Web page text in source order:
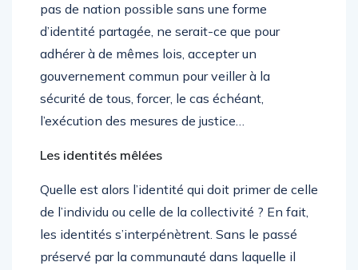
pas de nation possible sans une forme
d’identité partagée, ne serait-ce que pour
adhérer à de mêmes lois, accepter un
gouvernement commun pour veiller à la
sécurité de tous, forcer, le cas échéant,
l’exécution des mesures de justice…
Les identités mêlées
Quelle est alors l’identité qui doit primer de celle
de l’individu ou celle de la collectivité ? En fait,
les identités s’interpénètrent. Sans le passé
préservé par la communauté dans laquelle il